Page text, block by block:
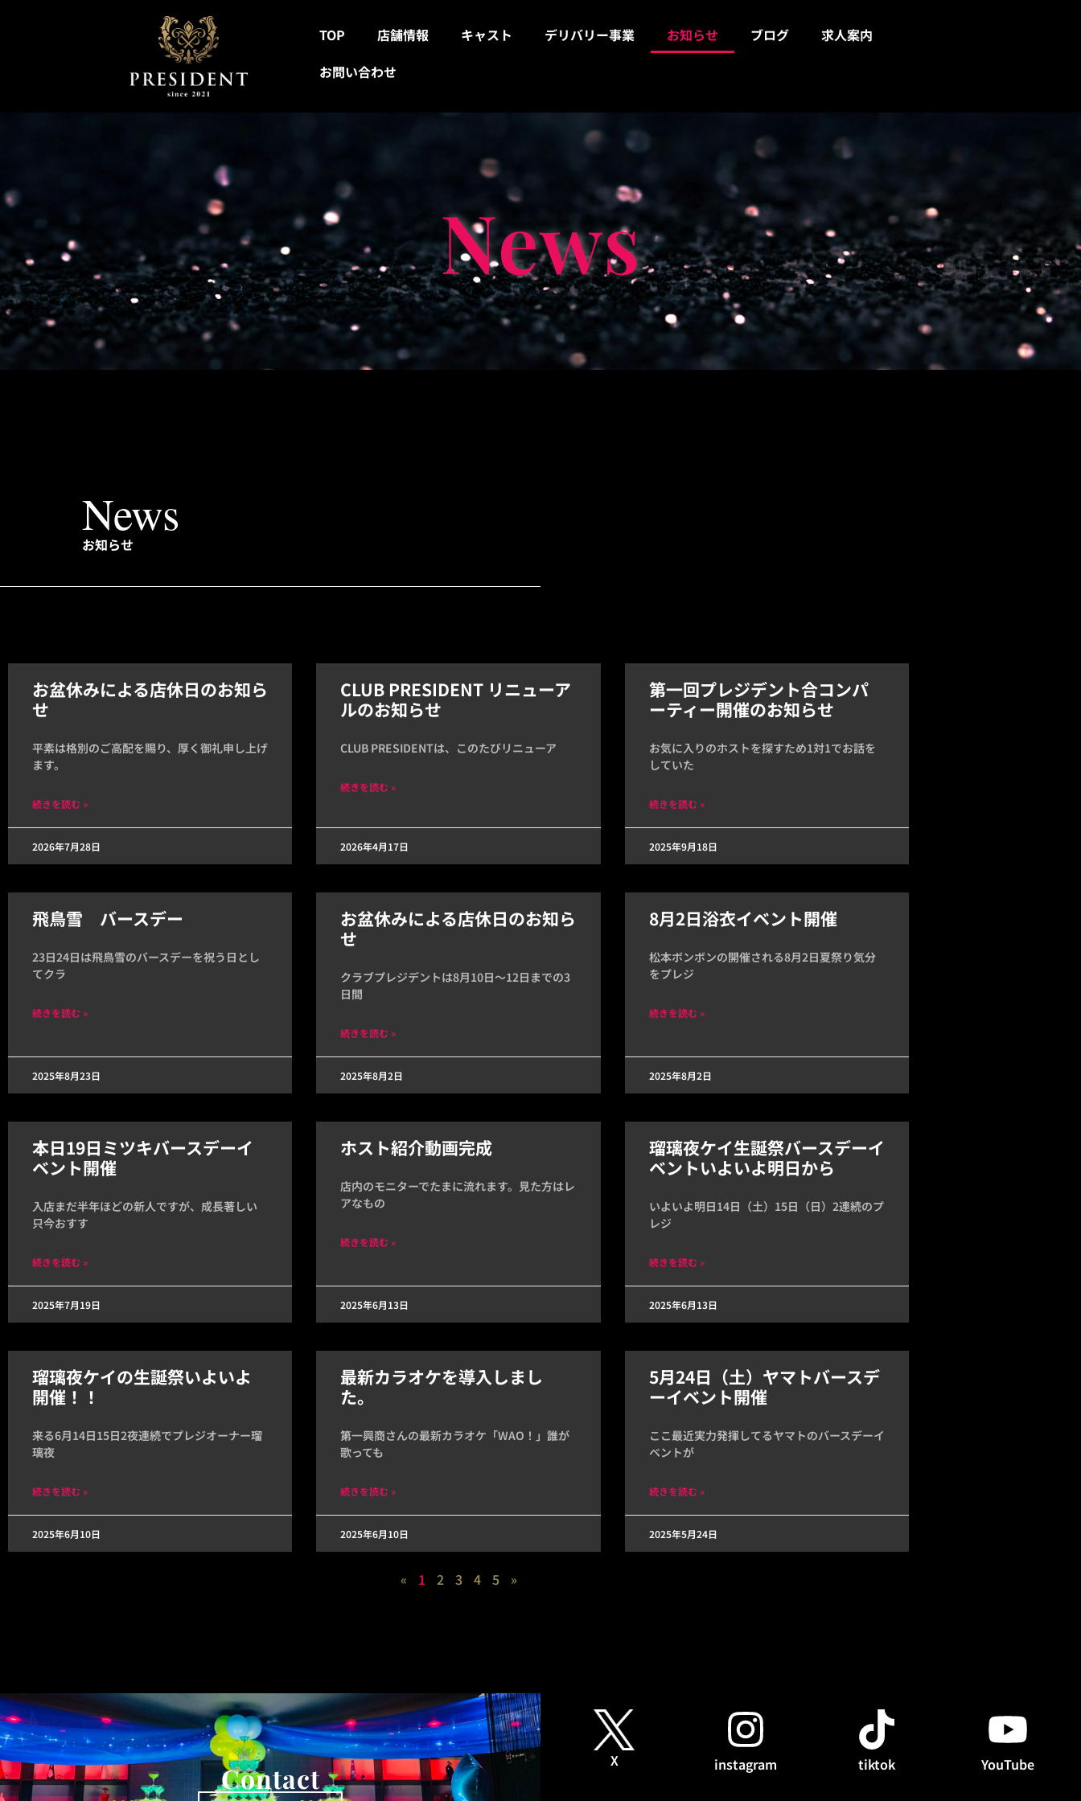
TOP 店舗情報 キャスト デリバリー事業 お知らせ ブログ
求人案内
お問い合わせ
News
News
お知らせ
お盆休みによる店休日のお知ら
せ
平素は格別のご高配を賜り、厚く御礼申し上げ
ます。
続きを読む »
2026年7月28日
CLUB PRESIDENT リニューア
ルのお知らせ
CLUB PRESIDENTは、このたびリニューア
続きを読む »
2026年4月17日
第一回プレジデント合コンパ
ーティー開催のお知らせ
お気に入りのホストを探すため1対1でお話を
していた
続きを読む »
2025年9月18日
飛鳥雪 バースデー
23日24日は飛鳥雪のバースデーを祝う日とし
てクラ
続きを読む »
2025年8月23日
お盆休みによる店休日のお知ら
せ
クラブプレジデントは8月10日～12日までの3
日間
続きを読む »
2025年8月2日
8月2日浴衣イベント開催
松本ボンボンの開催される8月2日夏祭り気分
をプレジ
続きを読む »
2025年8月2日
本日19日ミツキバースデーイ
ベント開催
入店まだ半年ほどの新人ですが、成長著しい
只今おすす
続きを読む »
2025年7月19日
ホスト紹介動画完成
店内のモニターでたまに流れます。見た方はレ
アなもの
続きを読む »
2025年6月13日
瑠璃夜ケイ生誕祭バースデーイ
ベントいよいよ明日から
いよいよ明日14日（土）15日（日）2連続のプ
レジ
続きを読む »
2025年6月13日
瑠璃夜ケイの生誕祭いよいよ
開催！！
来る6月14日15日2夜連続でプレジオーナー瑠
璃夜
続きを読む »
2025年6月10日
最新カラオケを導入しまし
た。
第一興商さんの最新カラオケ「WAO！」誰が
歌っても
続きを読む »
2025年6月10日
5月24日（土）ヤマトバースデ
ーイベント開催
ここ最近実力発揮してるヤマトのバースデーイ
ベントが
続きを読む »
2025年5月24日
« 1 2 3 4 5 »
Contact
X instagram tiktok YouTube